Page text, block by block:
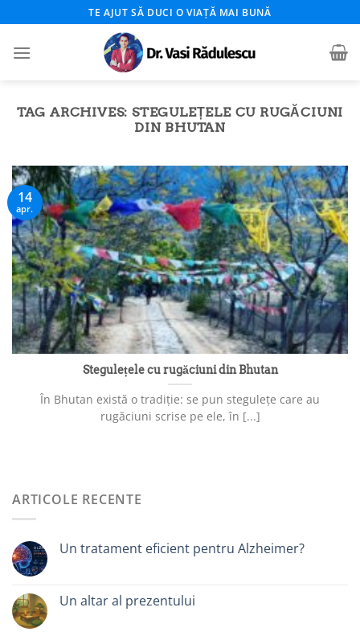
to
content
TE AJUT SĂ DUCI O VIAȚĂ MAI BUNĂ
TAG ARCHIVES: STEGULEȚELE CU RUGĂCIUNI
DIN BHUTAN
Stegulețele cu rugăciuni din Bhutan
În Bhutan există o tradiție: se pun stegulețe care au
rugăciuni scrise pe ele, în [...]
14
apr.
ARTICOLE RECENTE
Un tratament eficient pentru Alzheimer?
Un altar al prezentului